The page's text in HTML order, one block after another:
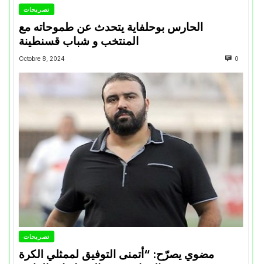
تصريحات
الحارس بوحلفاية يتحدث عن طموحاته مع
المنتخب و شباب قسنطينة
Octobre 8, 2024 0
تصريحات
مضوي يصرّح: “أتمنى التوفيق لممثلي الكرة